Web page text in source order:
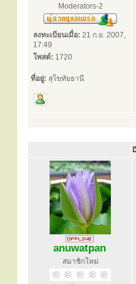
Moderators-2
ลงทะเบียนเมื่อ: 21 ก.ย. 2007,
17:49
โพสต์: 1720
ที่อยู่: สุโขทัยธานี
anuwatpan
สมาชิกใหม่